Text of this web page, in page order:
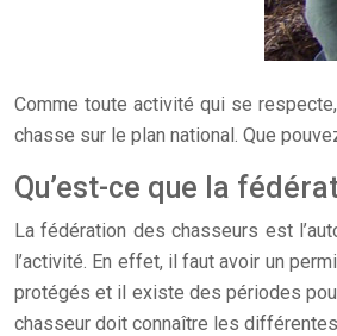
Comme toute activité qui se
chasse sur le plan national. Que
Qu’est-ce que la
La fédération des chasseurs est
l’activité. En effet, il faut avoir un
protégés et il existe des périodes
chasseur doit connaître les